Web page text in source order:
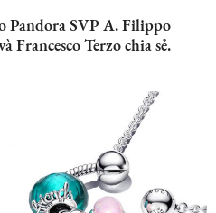
Pandora SVP A. Filippo
Francesco Terzo chia sẻ.